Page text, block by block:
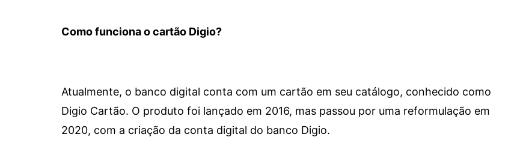
Como funciona o cartão Digio?
Atualmente, o banco digital conta com um cartão em seu catálogo, conhecido como
Digio Cartão. O produto foi lançado em 2016, mas passou por uma reformulação em
2020, com a criação da conta digital do banco Digio.